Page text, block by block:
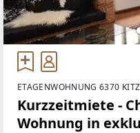
ETAGENWOHNUNG 6370
Kurzzeitmiete -
Wohnung in